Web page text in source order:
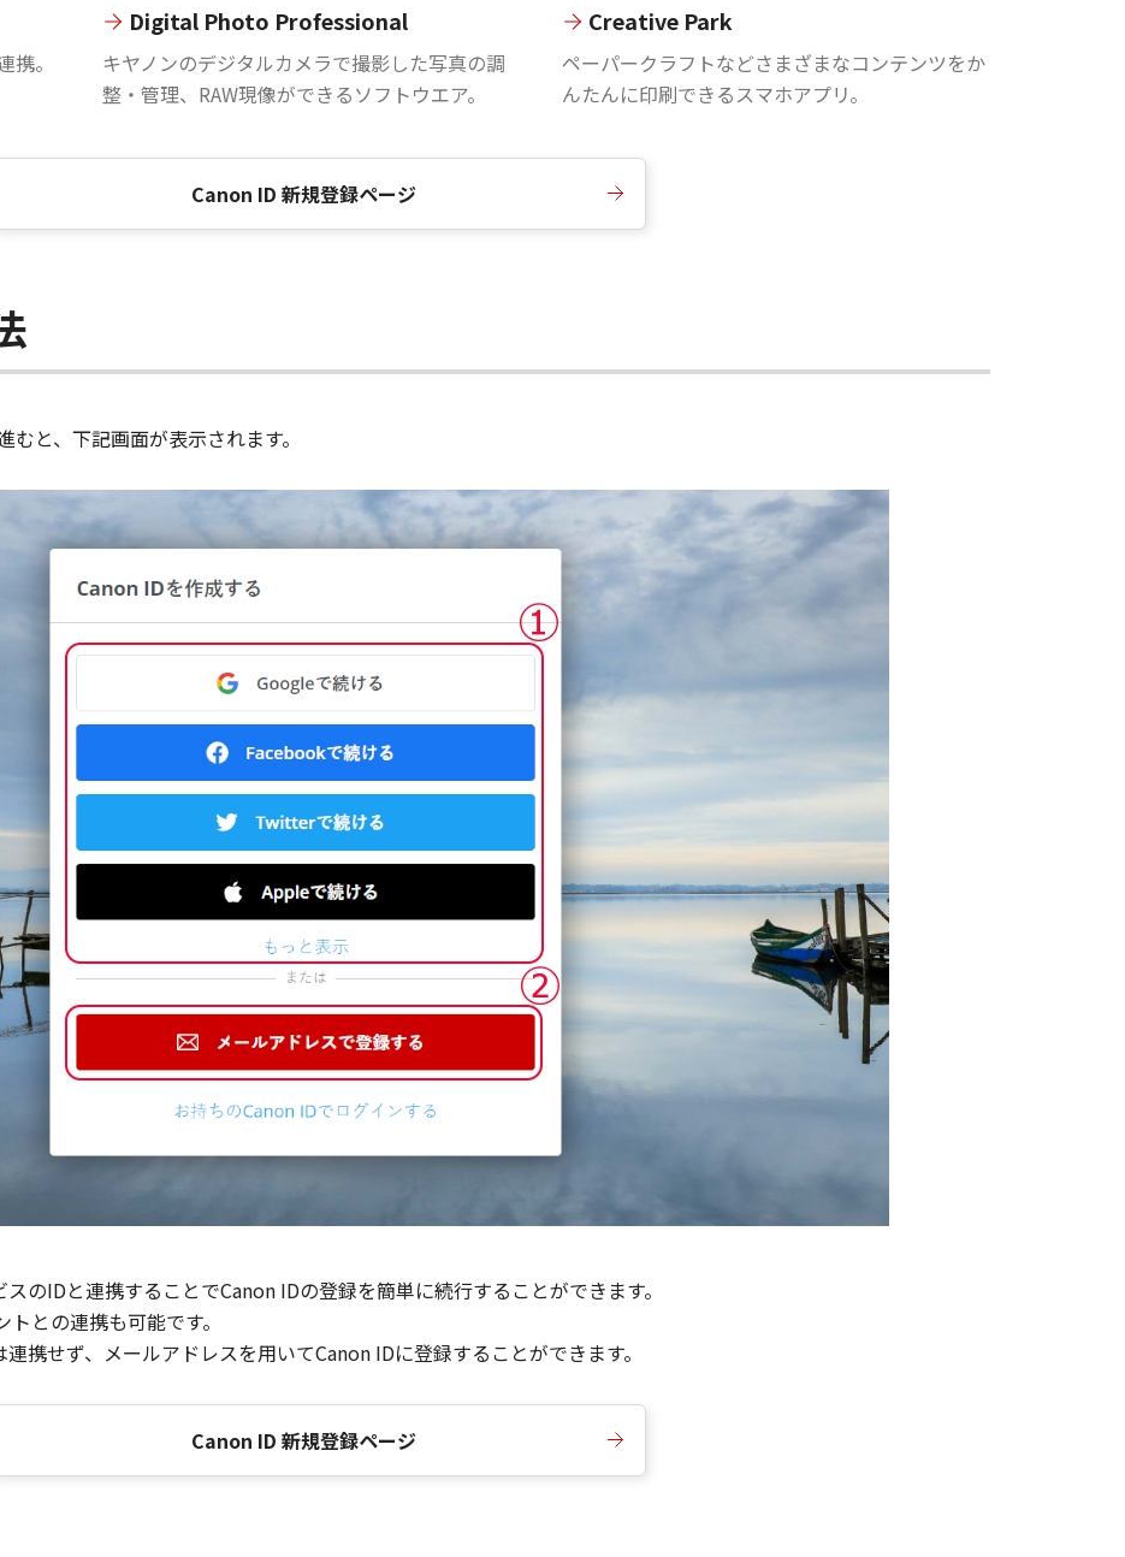
。
Digital Photo Professional
キヤノンのデジタルカメラで撮影した写真の調
整・管理、RAW現像ができるソフトウエア。
Creative Park
ペーパークラフトなどさまざまなコンテンツをか
んたんに印刷できるスマホアプリ。
Canon ID 新規登録ページ
むと、下記画面が表示されます。
のIDと連携することでCanon IDの登録を簡単に続行することができます。
との連携も可能です。
携せず、メールアドレスを用いてCanon IDに登録することができます。
Canon ID 新規登録ページ